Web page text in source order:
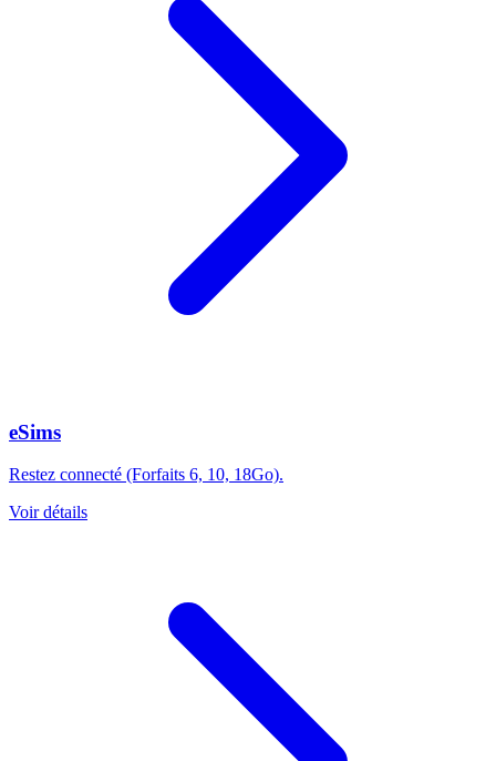
eSims
Restez connecté (Forfaits 6, 10, 18Go).
Voir détails